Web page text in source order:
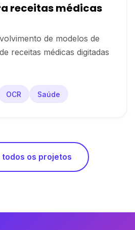
receitas médicas
de modelos de
receitas médicas digitadas
OCR Saúde
todos os projetos